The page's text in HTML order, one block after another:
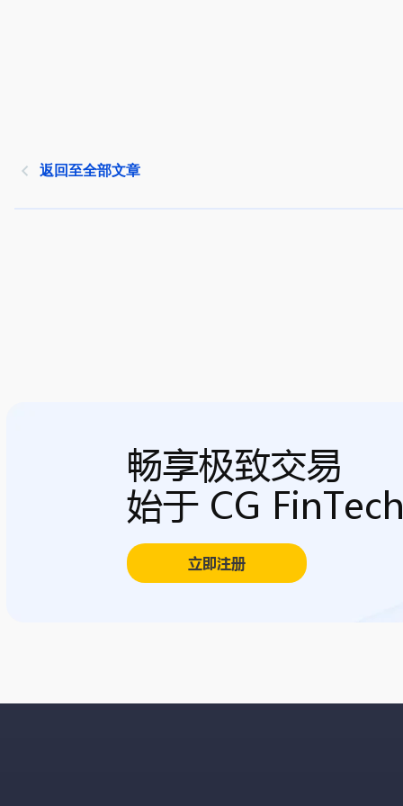
返回至全部文章
畅享极致交易
始于 CG
立即注册